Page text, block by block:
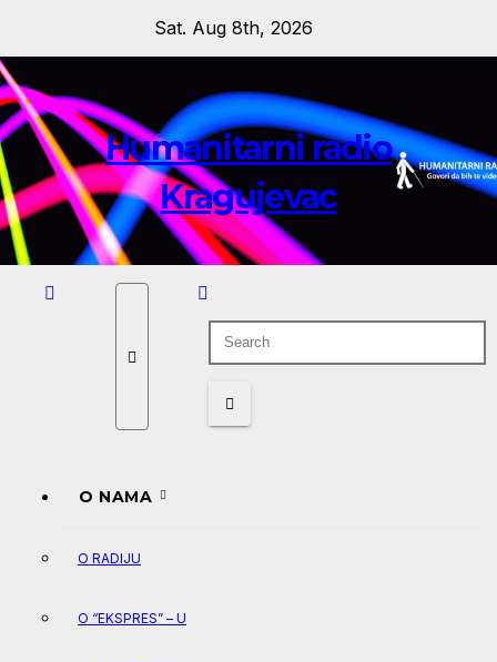
content
Sat. Aug 8th, 2026
Humanitarni radio
Kragujevac
O NAMA
O RADIJU
O “EKSPRES” – U